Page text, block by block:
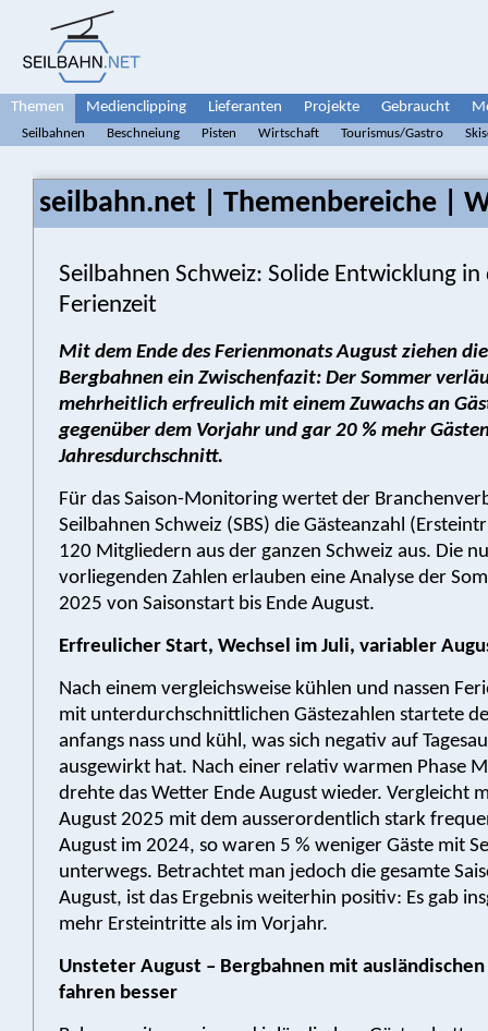
Themen Medienclipping Lieferanten Projekte Gebraucht
Seilbahnen Beschneiung Pisten Wirtschaft Tourismus/Gastro
seilbahn.net | Themenbereiche |
Seilbahnen Schweiz: Solide Entwicklung in
Ferienzeit
Mit dem Ende des Ferienmonats August ziehen
Bergbahnen ein Zwischenfazit: Der Sommer
mehrheitlich erfreulich mit einem Zuwachs an
gegenüber dem Vorjahr und gar 20 % mehr
Jahres­durchschnitt.
Für das Saison-Monitoring wertet der
Seilbahnen Schweiz (SBS) die Gästeanzahl
120 Mitgliedern aus der ganzen Schweiz aus. Die
vorliegenden Zahlen erlauben eine Analyse der
2025 von Saisonstart bis Ende August.
Erfreulicher Start, Wechsel im Juli, variabler
Nach einem vergleichsweise kühlen und nassen
mit unterdurchschnittlichen Gästezahlen startete
anfangs nass und kühl, was sich negativ auf
ausgewirkt hat. Nach einer relativ warmen Phase
drehte das Wetter Ende August wieder. Vergleicht
August 2025 mit dem ausserordentlich stark
August im 2024, so waren 5 % weniger Gäste mit
unterwegs. Betrachtet man jedoch die gesamte
August, ist das Ergebnis weiterhin positiv: Es gab
mehr Ersteintritte als im Vorjahr.
Unsteter August – Bergbahnen mit ausländischen
fahren besser